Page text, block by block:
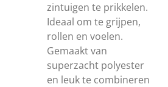
zintuigen te prikkelen.
Ideaal om te grijpen,
rollen en voelen.
Gemaakt van
superzacht polyester
en leuk te combineren